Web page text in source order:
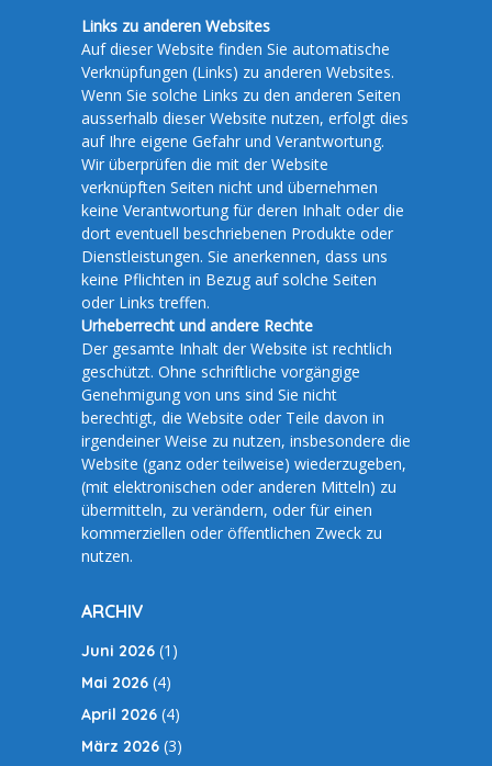
Links zu anderen Websites
Auf dieser Website finden Sie automatische
Verknüpfungen (Links) zu anderen Websites.
Wenn Sie solche Links zu den anderen Seiten
ausserhalb dieser Website nutzen, erfolgt dies
auf Ihre eigene Gefahr und Verantwortung.
Wir überprüfen die mit der Website
verknüpften Seiten nicht und übernehmen
keine Verantwortung für deren Inhalt oder die
dort eventuell beschriebenen Produkte oder
Dienstleistungen. Sie anerkennen, dass uns
keine Pflichten in Bezug auf solche Seiten
oder Links treffen.
Urheberrecht und andere Rechte
Der gesamte Inhalt der Website ist rechtlich
geschützt. Ohne schriftliche vorgängige
Genehmigung von uns sind Sie nicht
berechtigt, die Website oder Teile davon in
irgendeiner Weise zu nutzen, insbesondere die
Website (ganz oder teilweise) wiederzugeben,
(mit elektronischen oder anderen Mitteln) zu
übermitteln, zu verändern, oder für einen
kommerziellen oder öffentlichen Zweck zu
nutzen.
ARCHIV
Juni 2026 (1)
Mai 2026 (4)
April 2026 (4)
März 2026 (3)